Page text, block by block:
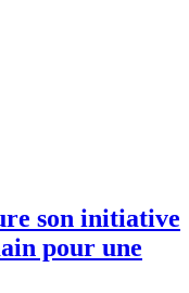
son initiative
pour une